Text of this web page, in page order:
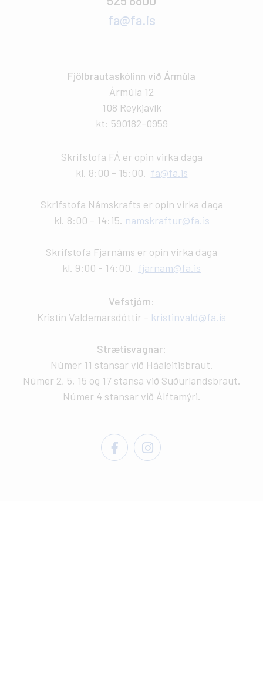
fa@fa.is
Fjölbrautaskólinn við Ármúla
Ármúla 12
108 Reykjavík
kt: 590182-0959
Skrifstofa FÁ er opin virka daga
kl. 8:00 - 15:00. fa@fa.is
Skrifstofa Námskrafts er opin virka daga
kl. 8:00 - 14:15. namskraftur@fa.is
Skrifstofa Fjarnáms er opin virka daga
kl. 9:00 - 14:00. fjarnam@fa.is
Vefstjórn:
Kristín Valdemarsdóttir - kristinvald@fa.is
Strætisvagnar:
Númer 11 stansar við Háaleitisbraut.
Númer 2, 5, 15 og 17 stansa við Suðurlandsbraut.
Númer 4 stansar við Álftamýri.